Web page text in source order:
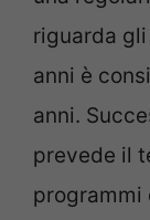
riguarda
anni è
anni.
prevede il
programmi